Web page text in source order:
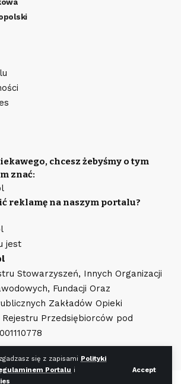
się z zapisami Polityki
Portalu i
Accept
chcesz żebyśmy o tym
znać:
reklamę na naszym portalu?
jest
Stowarzyszeń, Innych Organizacji
Fundacji Oraz
Zakładów Opieki
Przedsiębiorców pod